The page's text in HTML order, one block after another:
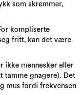
som skremmer,
kompliserte
fritt, kan det være
ikke mennesker eller
tamme gnagere). Det
mus fordi frekvensen